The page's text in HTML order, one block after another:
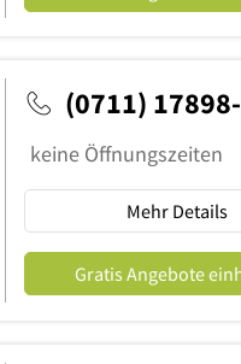
(0711)
keine Öffnungszeiten
Mehr Details
Gratis Angebote